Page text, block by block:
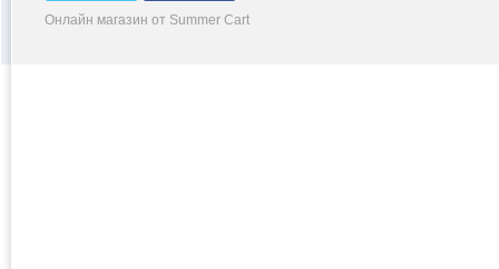
Онлайн магазин от Summer Cart